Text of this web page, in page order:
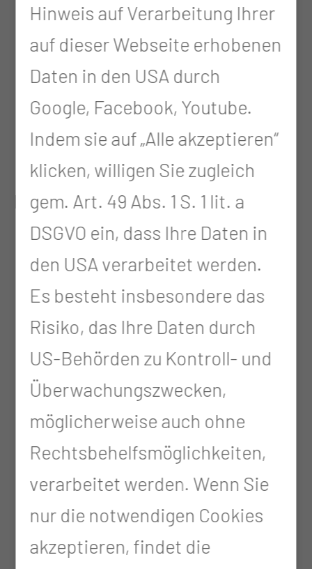
Wundversorgung nach
neurochirurgischen
Operationen
Diagnostik (Blutentnahmen, LP,
Dopplersonographie)
Leistungen Kopf:
(Hirntumore, Hirnblutungen,
Aneurysmen, etc.)
Diagnostik, Beratung,
(Ventilumstellungen)
Hinweis auf Verarbeitung Ihrer
auf dieser Webseite erhobenen
Daten in den USA durch
Google, Facebook, Youtube.
Indem sie auf „Alle akzeptieren“
klicken, willigen Sie zugleich
gem. Art. 49 Abs. 1 S. 1 lit. a
DSGVO ein, dass Ihre Daten in
den USA verarbeitet werden.
Es besteht insbesondere das
Risiko, das Ihre Daten durch
US-Behörden zu Kontroll- und
Überwachungszwecken,
möglicherweise auch ohne
Rechtsbehelfsmöglichkeiten,
verarbeitet werden. Wenn Sie
nur die notwendigen Cookies
akzeptieren, findet die